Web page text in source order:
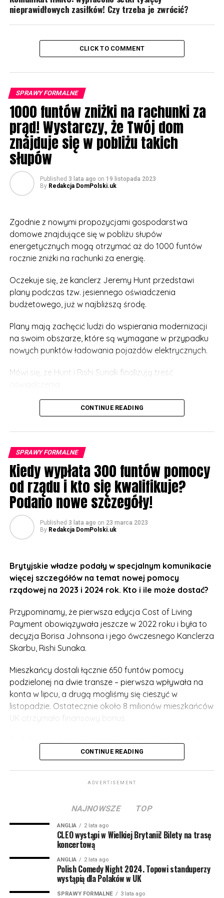
nieprawidłowych zasiłków! Czy trzeba je zwrócić?
CLICK TO COMMENT
SPRAWY FORMALNE
1000 funtów zniżki na rachunki za
prąd! Wystarczy, że Twój dom
znajduje się w pobliżu takich
słupów
Published 3 lata ago on 19 listopada 2023
By Redakcja DomPolski.uk
Zgodnie z nowymi propozycjami gospodarstwa
domowe znajdujące się w pobliżu słupów
energetycznych mogą otrzymać aż do 1000 funtów
rocznie zniżki na rachunki za energię.
Oczekuje się, że kanclerz Jeremy Hunt przedstawi
plany podczas tzw. jesiennego oświadczenia
budżetowego, już w najbliższą środę.
Plany mają zachęcić ludzi do wspierania modernizacji
na swoim obszarze, które są wymagane w przypadku
nowych punktów ładowania pojazdów elektrycznych.
Mówi się, że Hunt i Rishi Sunak finalizują treść
Rzecznik rządu powiedział: „Przyspieszając system
planowania – w tym budowę punktów ładowania
pojazdów elektrycznych – rozwiążemy jeden z
chcące inwestować w Wielkiej Brytanii”.
Departament odmówił ujawnienia, kto będzie płacił za
zniżki, ani podania jakichkolwiek szczegółów na temat
tego, jak blisko musiałyby się znajdować domy, aby
kwalifikować się do maksymalnej zniżki.
Co do innych punktów ogłaszanego niebawem
podatków. Dyskutowane są także zmiany w podatku
dochodowym, ubezpieczeniu społecznym, podatku od
spadków i podatkach od działalności gospodarczej.
CONTINUE READING
SPRAWY FORMALNE
Kiedy wypłata 300 funtów pomocy
od rządu i kto się kwalifikuje?
Podano nowe szczegóły!
Published 3 lata ago on 23 marca 2023
By Redakcja DomPolski.uk
Brytyjskie władze podały w specjalnym komunikacie
więcej szczegółów na temat nowej pomocy
rządowej na 2023 i 2024 rok. Kto i ile może dostać?
Przypominamy, że pierwsza edycja Cost of Living
Payment obowiązywała jeszcze w 2022 roku i była to
decyzja Borisa Johnsona i jego ówczesnego Kanclerza
Skarbu, Rishi Sunaka.
Mieszkańcy dostali łącznie 650 funtów pomocy
podzielonej na dwie transze – pierwsza wpływała na
konta w lipcu, a drugą mogliśmy się cieszyć w
listopadzie. Ostatecznie około 8 milionów mieszkańców
UK otrzymało finansowy bonus.
Living Payment została oficjalnie zatwierdzona, a
Osoby pobierające benefity wypłacane na podstawie
wczesną wiosną 2023. Będzie to kwota 301 funtów.
Następna transza będzie wypłacana jesienią 2023 i
tym razem otrzymamy 300 funtów. Z kolei wiosną 2024
roku mieszkańcy mogą liczyć na kolejny bonus – tym
razem 299 funtów.
Z jednej strony wiadomość, że władze planują pomoc
CONTINUE READING
ADVERTISEMENT
NAJNOWSZE TOP
ANGLIA 2 lata ago
CLEO wystąpi w Wielkiej Brytanii! Bilety na trasę
koncertową
ANGLIA 2 lata ago
Polish Comedy Night 2024. Topowi standuperzy
wystąpią dla Polaków w UK
SPRAWY FORMALNE 3 lata ago